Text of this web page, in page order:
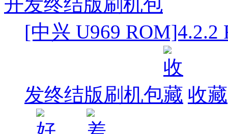
[中兴 U969 ROM]4.2.2
发终结版刷机包 收藏